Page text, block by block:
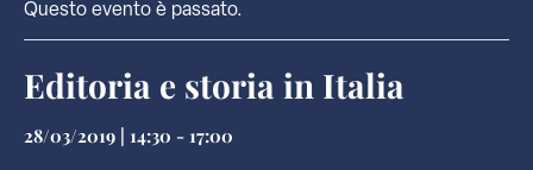
Questo evento è passato.
Editoria e storia in Italia
28/03/2019 | 14:30 - 17:00